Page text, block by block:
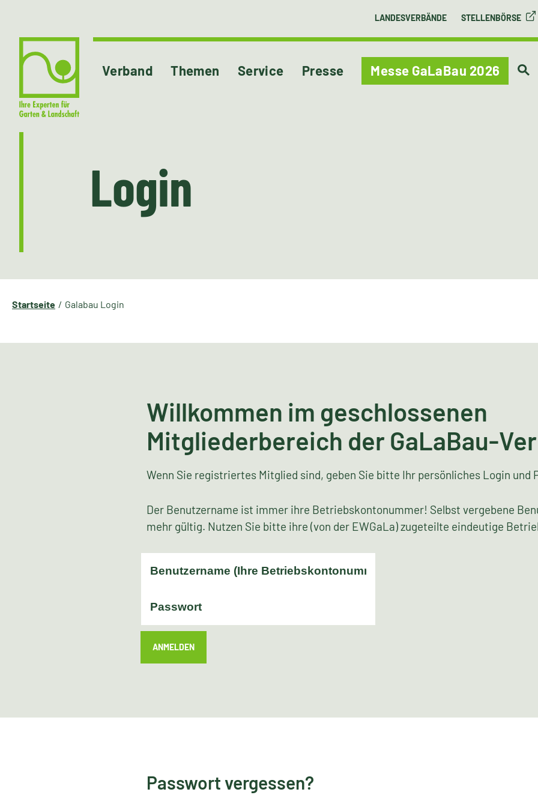
LANDESVERBÄNDE STELLENBÖRSE
Verband Themen Service Presse Messe GaLaBau 2026
Login
Startseite Galabau Login
Willkommen im geschlossenen
Mitgliederbereich der GaLaBau-
Wenn Sie registriertes Mitglied sind, geben Sie bitte Ihr persönliches Login und
Der Benutzername ist immer ihre Betriebskontonummer! Selbst vergebene
mehr gültig. Nutzen Sie bitte ihre (von der EWGaLa) zugeteilte eindeutige
ANMELDEN
Passwort vergessen?